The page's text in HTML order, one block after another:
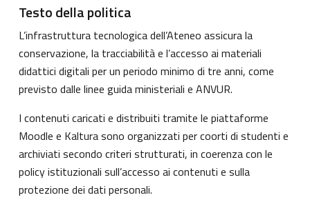
Testo della politica
L’infrastruttura tecnologica dell’Ateneo assicura la
conservazione, la tracciabilità e l’accesso ai materiali
didattici digitali per un periodo minimo di tre anni, come
previsto dalle linee guida ministeriali e ANVUR.
I contenuti caricati e distribuiti tramite le piattaforme
Moodle e Kaltura sono organizzati per coorti di studenti e
archiviati secondo criteri strutturati, in coerenza con le
policy istituzionali sull’accesso ai contenuti e sulla
protezione dei dati personali.